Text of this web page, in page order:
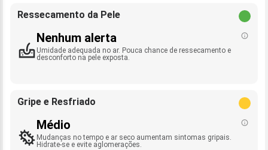
Ressecamento da Pele
Nenhum alerta
Umidade adequada no ar. Pouca chance de ressecamento e
desconforto na pele exposta.
Gripe e Resfriado
Médio
Mudanças no tempo e ar seco aumentam sintomas gripais.
Hidrate-se e evite aglomerações.